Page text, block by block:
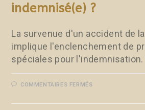
indemnisé(e) ?
La survenue d'un accident de
implique l'enclenchement de
spéciales pour l'indemnisation.
COMMENTAIRES FERMÉS